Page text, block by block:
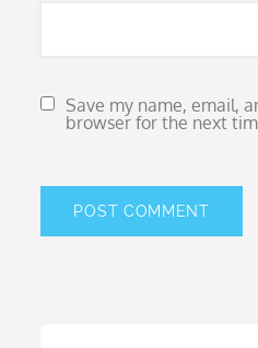
Save my name, email,
browser for the next